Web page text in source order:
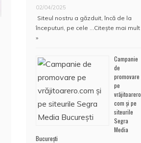
02/04/2025
Siteul nostru a găzduit, încă de la
începuturi, pe cele … Citește mai mult
»
Campanie
de
promovare
pe
vrăjitoarero.
com și pe
siteurile
Segra
Media
București